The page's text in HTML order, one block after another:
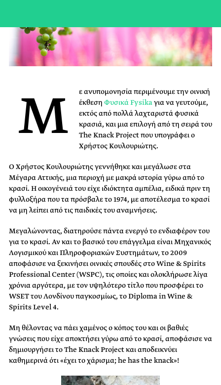
Μ
ε ανυπομονησία περιμένουμε την οινική
έκθεση Φυσικά Fysikaγια να γευτούμε,
εκτός από πολλά λαχταριστά φυσικά
κρασιά, και μια επιλογή από τη σειρά του
Τhe Knack Project που υπογράφει ο
Χρήστος Κουλουριώτης.
Ο Χρήστος Κουλουριώτης γεννήθηκε και μεγάλωσε στα
Μέγαρα Αττικής, μια περιοχή με μακρά ιστορία γύρω από το
κρασί. Η οικογένειά του είχε ιδιόκτητα αμπέλια, ειδικά πριν τη
φυλλοξήρα που τα πρόσβαλε το 1974, με αποτέλεσμα το κρασί
να μη λείπει από τις παιδικές του αναμνήσεις.
Μεγαλώνοντας, διατηρούσε πάντα ενεργό το ενδιαφέρον του
για το κρασί. Αν και το βασικό του επάγγελμα είναι Μηχανικός
Λογισμικού και Πληροφοριακών Συστημάτων, το 2009
αποφάσισε να ξεκινήσει οινικές σπουδές στο Wine & Spirits
Professional Center (WSPC), τις οποίες και ολοκλήρωσε λίγα
χρόνια αργότερα, με τον υψηλότερο τίτλο που προσφέρει το
WSET του Λονδίνου παγκοσμίως, το Diploma in Wine &
Spirits Level 4.
Μη θέλοντας να πάει χαμένος ο κόπος του και οι βαθιές
γνώσεις που είχε αποκτήσει γύρω από το κρασί, αποφάσισε να
δημιουργήσει το The Knack Project και αποδεικνύει
καθημερινά ότι «έχει το χάρισμα; he has the knack»!